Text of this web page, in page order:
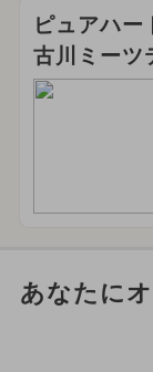
ピュアハー
古川ミーツ
あなたに